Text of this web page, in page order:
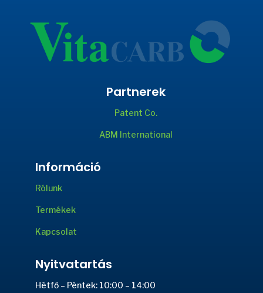
Partnerek
Patent Co.
ABM International
Információ
Rólunk
Termékek
Kapcsolat
Nyitvatartás
Hétfő – Péntek: 10:00 – 14:00